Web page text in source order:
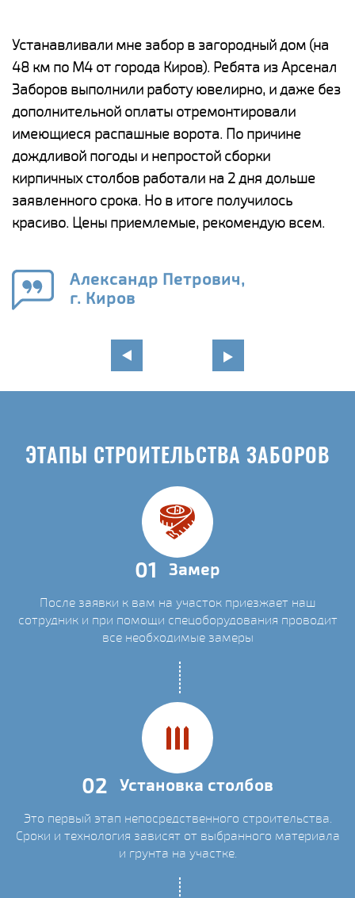
Устанавливали мне забор в загородный дом (на
48 км по М4 от города Киров). Ребята из Арсенал
Заборов выполнили работу ювелирно, и даже без
дополнительной оплаты отремонтировали
имеющиеся распашные ворота. По причине
дождливой погоды и непростой сборки
кирпичных столбов работали на 2 дня дольше
заявленного срока. Но в итоге получилось
красиво. Цены приемлемые, рекомендую всем.
Александр Петрович,
г. Киров
ЭТАПЫ СТРОИТЕЛЬСТВА ЗАБОРОВ
01 Замер
После заявки к вам на участок приезжает наш
сотрудник и при помощи спецоборудования проводит
все необходимые замеры
02 Установка столбов
Это первый этап непосредственного строительства.
Сроки и технология зависят от выбранного материала
и грунта на участке.